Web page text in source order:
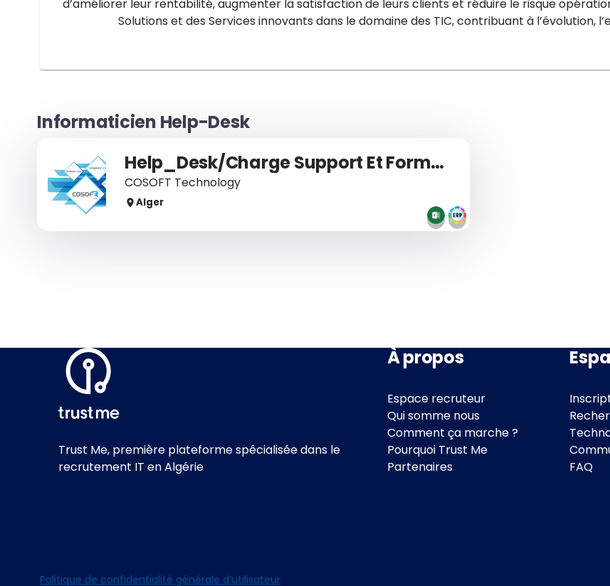
d’améliorer leur rentabilité, augmenter la satisfaction de leurs clients et réduire le risque
Solutions et des Services innovants dans le domaine des TIC, contribuant à l’évolution,
Informaticien Help-Desk
Help_Desk/Charge Support Et Formation
COSOFT Technology
Alger
Trust Me, première plateforme spécialisée dans le
recrutement IT en Algérie
À propos
Espace recruteur
Qui somme nous
Comment ça marche ?
Pourquoi Trust Me
Partenaires
FAQ
Politique de confidentialité générale d’utilisateur